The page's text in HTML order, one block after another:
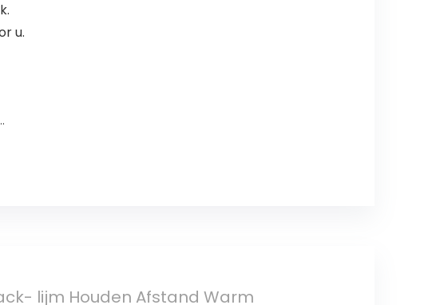
u.
lijm Houden Afstand Warm